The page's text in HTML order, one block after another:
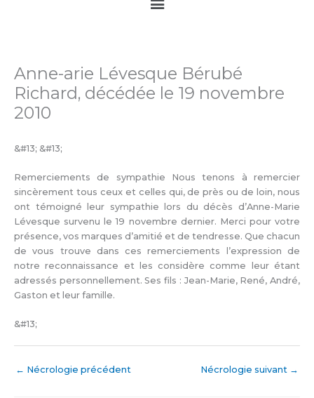
Anne-arie Lévesque Bérubé
Richard, décédée le 19 novembre
2010
&#13; &#13;
Remerciements de sympathie Nous tenons à remercier
sincèrement tous ceux et celles qui, de près ou de loin, nous
ont témoigné leur sympathie lors du décès d’Anne-Marie
Lévesque survenu le 19 novembre dernier. Merci pour votre
présence, vos marques d’amitié et de tendresse. Que chacun
de vous trouve dans ces remerciements l’expression de
notre reconnaissance et les considère comme leur étant
adressés personnellement. Ses fils : Jean-Marie, René, André,
Gaston et leur famille.
&#13;
← Nécrologie précédent Nécrologie suivant →